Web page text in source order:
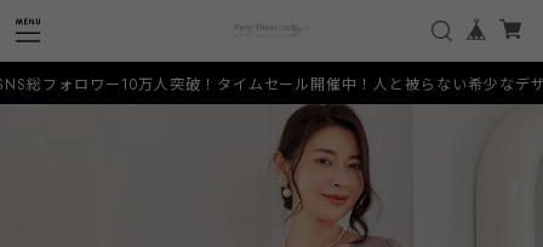
人突破！タイムセール開催中！人と被らない希少なデザインをお手頃価